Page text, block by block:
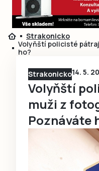
Strakonicko
Volyňští policisté
ho?
Strakonicko14. 5.
Volyňští
muži z
Poznáváte